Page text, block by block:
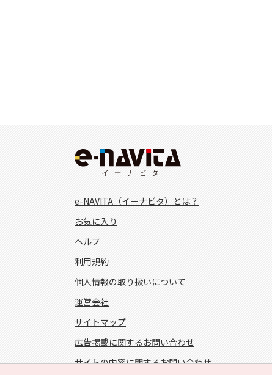
e-NAVITA（イーナビタ）とは？
お気に入り
ヘルプ
利用規約
個人情報の取り扱いについて
運営会社
サイトマップ
広告掲載に関するお問い合わせ
サイトの内容に関するお問い合わせ